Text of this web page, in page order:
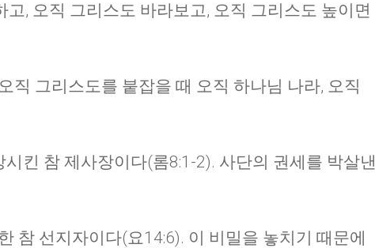
, 오직 그리스도 바라보고, 오직 그리스도 높이면
직 그리스도를 붙잡을 때 오직 하나님 나라, 오직
킨 참 제사장이다(롬8:1-2). 사단의 권세를 박살낸
참 선지자이다(요14:6). 이 비밀을 놓치기 때문에